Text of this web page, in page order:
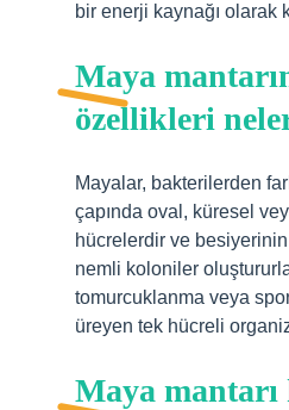
bir enerji kaynağı olarak
Maya
özellikleri
Mayalar, bakterilerden
çapında oval, küresel
hücrelerdir ve
nemli koloniler
tomurcuklanma veya
üreyen tek hücreli
Maya mantarı